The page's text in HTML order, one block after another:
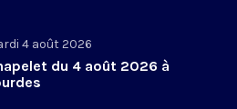
4 août 2026
du 4 août 2026 à